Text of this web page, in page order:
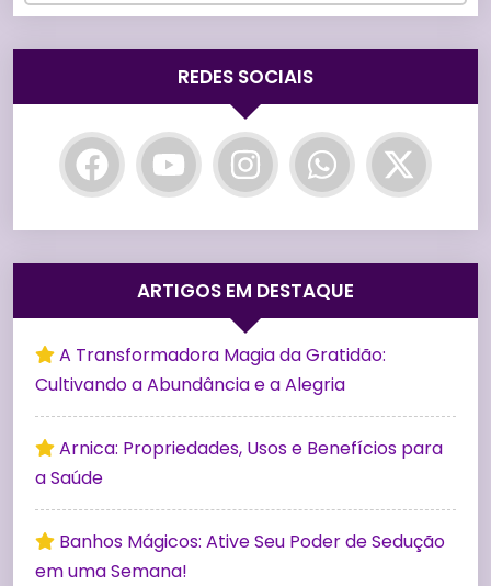
REDES SOCIAIS
ARTIGOS EM DESTAQUE
A Transformadora Magia da Gratidão:
Cultivando a Abundância e a Alegria
Arnica: Propriedades, Usos e Benefícios para
a Saúde
Banhos Mágicos: Ative Seu Poder de Sedução
em uma Semana!